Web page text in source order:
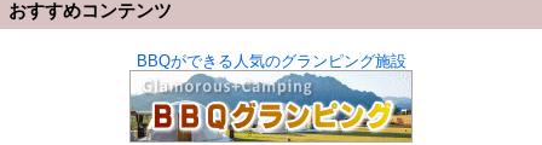
おすすめコンテンツ
BBQができる人気のグランピング施設